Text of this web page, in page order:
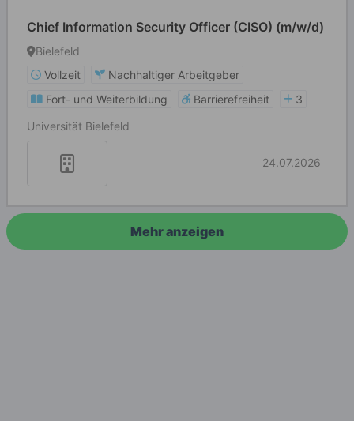
Chief Information Security Officer (CISO) (m/w/d)
Bielefeld
Vollzeit
Nachhaltiger Arbeitgeber
Fort- und Weiterbildung
Barrierefreiheit
3
Universität Bielefeld
24.07.2026
Mehr anzeigen